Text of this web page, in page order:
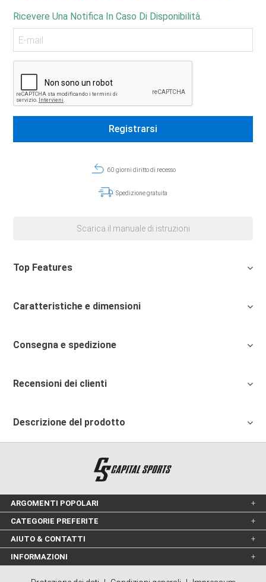
Ricevere Una Notifica In Caso Di Disponibilità.
60 giorni diritto di recesso
Spedizione gratuita
Scarica il manuale di istruzioni
Top Features
Caratteristiche e dimensioni
Consegna e spedizione
Recensioni dei clienti
Descrizione del prodotto
ARGOMENTI POPOLARI
CATEGORIE PREFERITE
AIUTO & CONTATTI
INFORMAZIONI